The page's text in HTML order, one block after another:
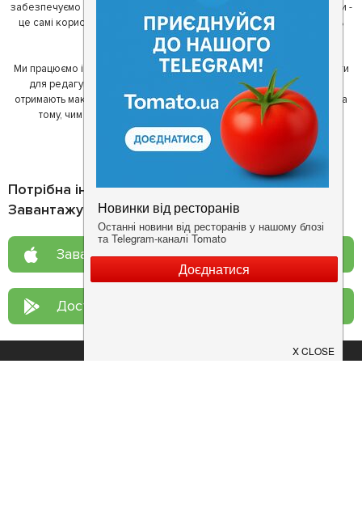
забезпечуємо актуальність інформації. Друга частина нашої команди -
це самі користувачі, які діляться своїми враженнями і допомагають
один одному у виборі кращих місць.
Ми працюємо і з ресторанами. Для них ми надаємо зручні інструменти
для редагування інформації про себе - в результаті відвідувачі
отримають максимум інформації, а ресторан зможе зосередитися на
тому, чим він любить займатися більше всього - смачній їжі.
Потрібна інформація про заклад?
Завантажуйте додаток!
Завантажте у App Store
Доступно у